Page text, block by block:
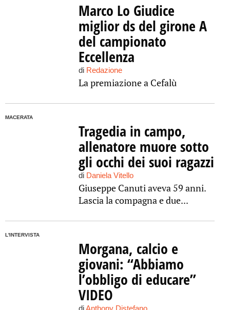
Marco Lo Giudice
miglior ds del girone A
del campionato
Eccellenza
di Redazione
La premiazione a Cefalù
MACERATA
Tragedia in campo,
allenatore muore sotto
gli occhi dei suoi ragazzi
di Daniela Vitello
Giuseppe Canuti aveva 59 anni.
Lascia la compagna e due...
L'INTERVISTA
Morgana, calcio e
giovani: “Abbiamo
l’obbligo di educare”
VIDEO
di Anthony Distefano